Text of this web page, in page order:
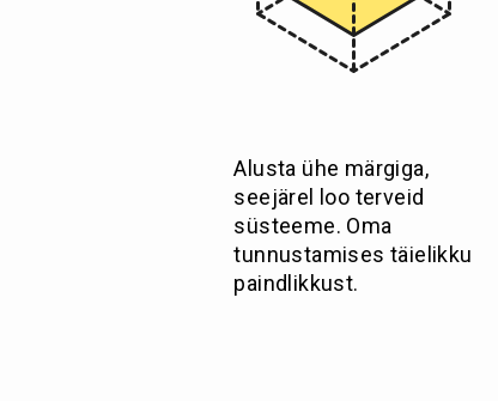
Alusta ühe märgiga,
seejärel loo terveid
süsteeme. Oma
tunnustamises täielikku
paindlikkust.